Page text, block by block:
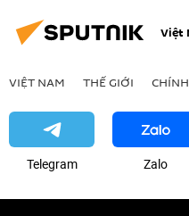
Việt
VIỆT NAM THẾ GIỚI
Telegram Zalo